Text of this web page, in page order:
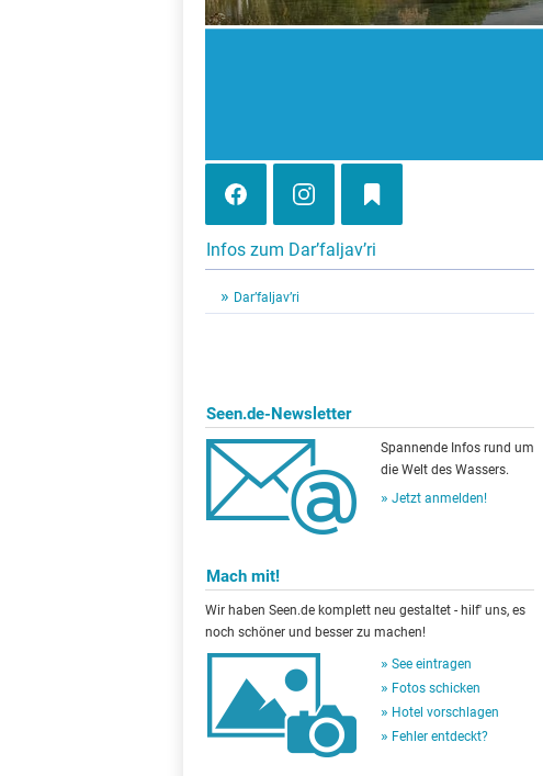
Infos zum Dar’faljav’ri
Dar’faljav’ri
Seen.de-Newsletter
Spannende Infos rund um
die Welt des Wassers.
Jetzt anmelden!
Mach mit!
Wir haben Seen.de komplett neu gestaltet - hilf' uns, es
noch schöner und besser zu machen!
See eintragen
Fotos schicken
Hotel vorschlagen
Fehler entdeckt?